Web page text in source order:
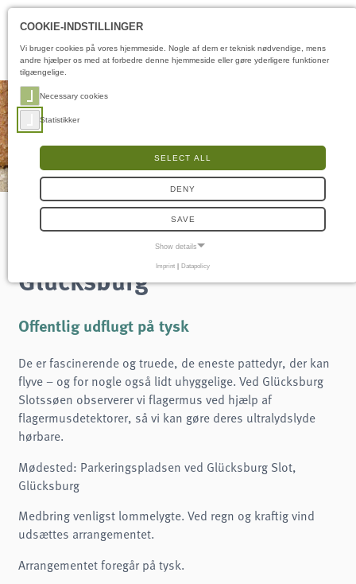
Flagermusene i
Glücksburg
Offentlig udflugt på tysk
De er fascinerende og truede, de eneste pattedyr, der kan
flyve – og for nogle også lidt uhyggelige. Ved Glücksburg
Slotssøen observerer vi flagermus ved hjælp af
flagermusdetektorer, så vi kan gøre deres ultralydslyde
hørbare.
Mødested: Parkeringspladsen ved Glücksburg Slot,
Glücksburg
Medbring venligst lommelygte. Ved regn og kraftig vind
udsættes arrangementet.
Arrangementet foregår på tysk.
COOKIE-INDSTILLINGER
Vi bruger cookies på vores hjemmeside. Nogle af dem er teknisk nødvendige, mens
andre hjælper os med at forbedre denne hjemmeside eller gøre yderligere funktioner
tilgængelige.
Necessary cookies
Statistikker
SELECT ALL
DENY
SAVE
Show details
Nødvendige cookies muliggør grundlæggende funktioner og er nødvendige for, at
Samtykke-cookie
Name:
cookie_consent
Purpose:
Denne cookie gemmer brugerens valgte samtykkeindstillinger.
Cookie duration:
1 år
fe_typo3_user
Imprint | Datapolicy